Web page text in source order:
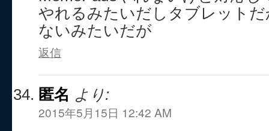
やれるみたいだしタブレット
ないみたいだが
返信
匿名 より:
2015年5月15日 12:42 AM